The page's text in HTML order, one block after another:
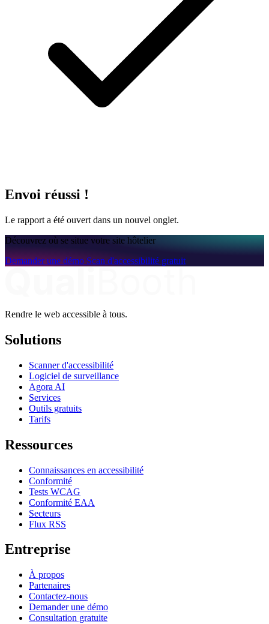
Envoi réussi !
Le rapport a été ouvert dans un nouvel onglet.
Découvrez où se situe votre site hôtelier
Demander une démo Scan d'accessibilité gratuit
Rendre le web accessible à tous.
Solutions
Scanner d'accessibilité
Logiciel de surveillance
Agora AI
Services
Outils gratuits
Tarifs
Ressources
Connaissances en accessibilité
Conformité
Tests WCAG
Conformité EAA
Secteurs
Flux RSS
Entreprise
À propos
Partenaires
Contactez-nous
Demander une démo
Consultation gratuite